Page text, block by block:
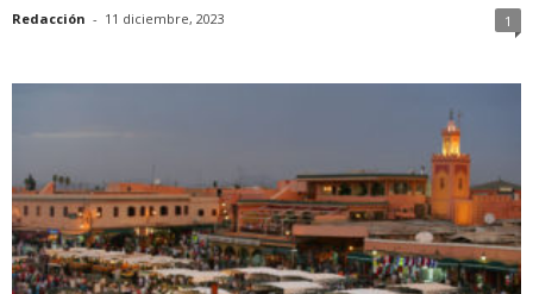
Redacción - 11 diciembre, 2023 1